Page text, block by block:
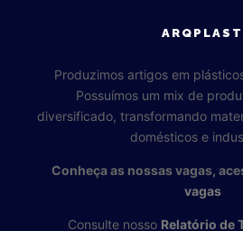
ARQPLAST
Produzimos artigos em
Possuímos um mix de
diversificado, transformando
domésticos e
Conheça as nossas vagas,
vagas
Consulte nosso Relatório de